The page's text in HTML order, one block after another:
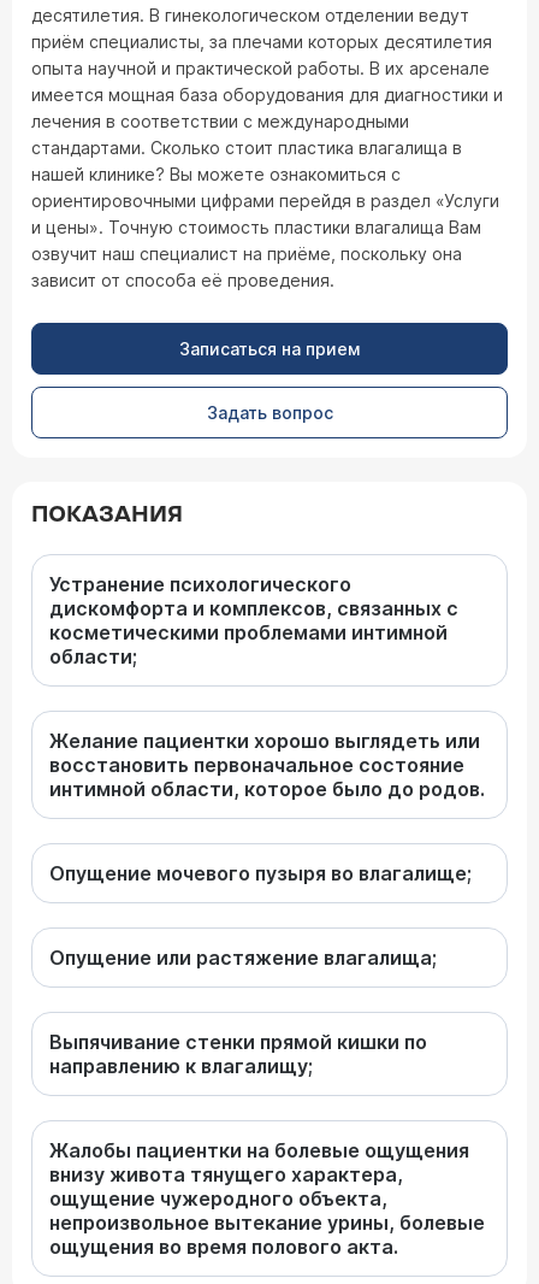
десятилетия. В гинекологическом отделении ведут
приём специалисты, за плечами которых десятилетия
опыта научной и практической работы. В их арсенале
имеется мощная база оборудования для диагностики и
лечения в соответствии с международными
стандартами. Сколько стоит пластика влагалища в
нашей клинике? Вы можете ознакомиться с
ориентировочными цифрами перейдя в раздел «Услуги
и цены». Точную стоимость пластики влагалища Вам
озвучит наш специалист на приёме, поскольку она
зависит от способа её проведения.
Записаться на прием
Задать вопрос
ПОКАЗАНИЯ
Устранение психологического
дискомфорта и комплексов, связанных с
косметическими проблемами интимной
области;
Желание пациентки хорошо выглядеть или
восстановить первоначальное состояние
интимной области, которое было до родов.
Опущение мочевого пузыря во влагалище;
Опущение или растяжение влагалища;
Выпячивание стенки прямой кишки по
направлению к влагалищу;
Жалобы пациентки на болевые ощущения
внизу живота тянущего характера,
ощущение чужеродного объекта,
непроизвольное вытекание урины, болевые
ощущения во время полового акта.